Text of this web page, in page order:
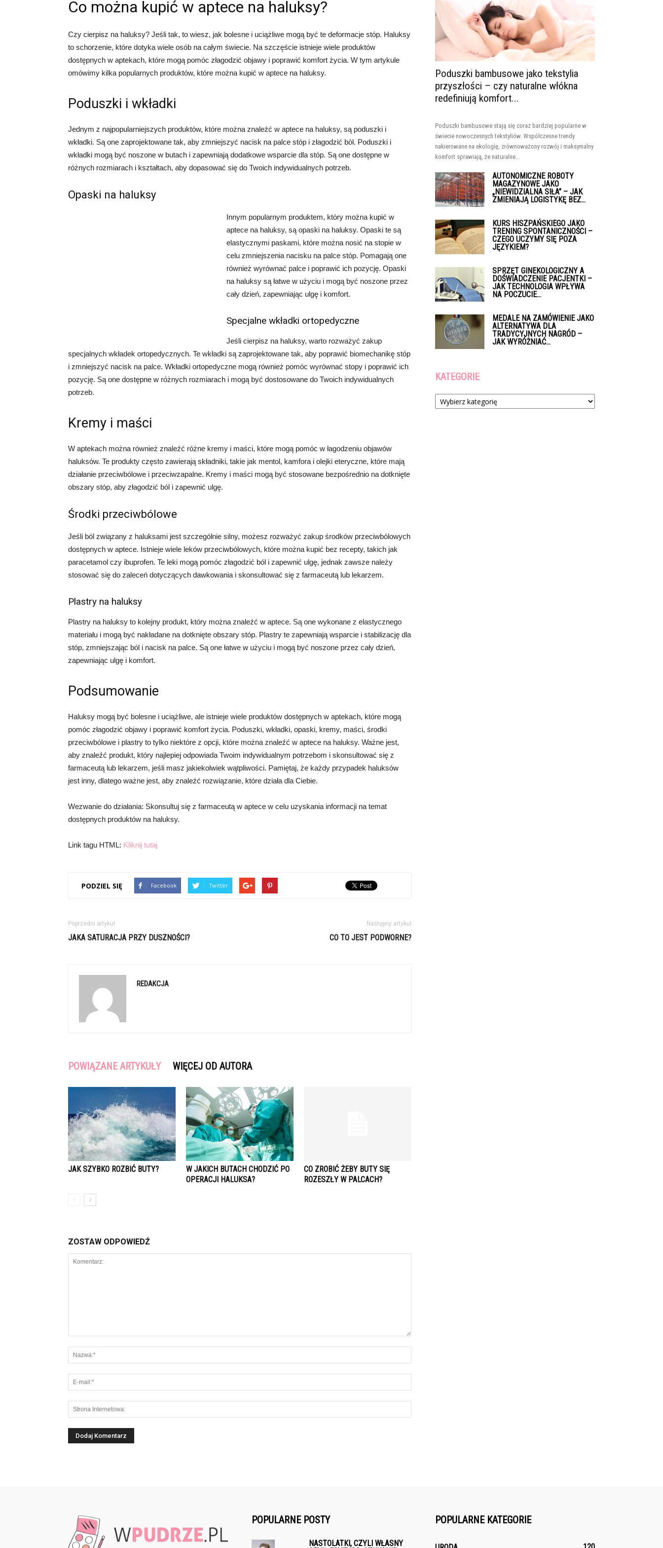
Co można kupić w aptece na haluksy?
Czy cierpisz na haluksy? Jeśli tak, to wiesz, jak bolesne i uciążliwe mogą być te deformacje stóp. Haluksy
to schorzenie, które dotyka wiele osób na całym świecie. Na szczęście istnieje wiele produktów
dostępnych w aptekach, które mogą pomóc złagodzić objawy i poprawić komfort życia. W tym artykule
omówimy kilka popularnych produktów, które można kupić w aptece na haluksy.
Poduszki i wkładki
Jednym z najpopularniejszych produktów, które można znaleźć w aptece na haluksy, są poduszki i
wkładki. Są one zaprojektowane tak, aby zmniejszyć nacisk na palce stóp i złagodzić ból. Poduszki i
wkładki mogą być noszone w butach i zapewniają dodatkowe wsparcie dla stóp. Są one dostępne w
różnych rozmiarach i kształtach, aby dopasować się do Twoich indywidualnych potrzeb.
Opaski na haluksy
Innym popularnym produktem, który można kupić w
aptece na haluksy, są opaski na haluksy. Opaski te są
elastycznymi paskami, które można nosić na stopie w
celu zmniejszenia nacisku na palce stóp. Pomagają one
również wyrównać palce i poprawić ich pozycję. Opaski
na haluksy są łatwe w użyciu i mogą być noszone przez
cały dzień, zapewniając ulgę i komfort.
Specjalne wkładki ortopedyczne
Jeśli cierpisz na haluksy, warto rozważyć zakup
specjalnych wkładek ortopedycznych. Te wkładki są zaprojektowane tak, aby poprawić biomechanikę stóp
i zmniejszyć nacisk na palce. Wkładki ortopedyczne mogą również pomóc wyrównać stopy i poprawić ich
pozycję. Są one dostępne w różnych rozmiarach i mogą być dostosowane do Twoich indywidualnych
potrzeb.
Kremy i maści
W aptekach można również znaleźć różne kremy i maści, które mogą pomóc w łagodzeniu objawów
haluksów. Te produkty często zawierają składniki, takie jak mentol, kamfora i olejki eteryczne, które mają
działanie przeciwbólowe i przeciwzapalne. Kremy i maści mogą być stosowane bezpośrednio na dotknięte
obszary stóp, aby złagodzić ból i zapewnić ulgę.
Środki przeciwbólowe
Jeśli ból związany z haluksami jest szczególnie silny, możesz rozważyć zakup środków przeciwbólowych
dostępnych w aptece. Istnieje wiele leków przeciwbólowych, które można kupić bez recepty, takich jak
paracetamol czy ibuprofen. Te leki mogą pomóc złagodzić ból i zapewnić ulgę, jednak zawsze należy
stosować się do zaleceń dotyczących dawkowania i skonsultować się z farmaceutą lub lekarzem.
Plastry na haluksy
Plastry na haluksy to kolejny produkt, który można znaleźć w aptece. Są one wykonane z elastycznego
materiału i mogą być nakładane na dotknięte obszary stóp. Plastry te zapewniają wsparcie i stabilizację dla
stóp, zmniejszając ból i nacisk na palce. Są one łatwe w użyciu i mogą być noszone przez cały dzień,
zapewniając ulgę i komfort.
Podsumowanie
Haluksy mogą być bolesne i uciążliwe, ale istnieje wiele produktów dostępnych w aptekach, które mogą
pomóc złagodzić objawy i poprawić komfort życia. Poduszki, wkładki, opaski, kremy, maści, środki
przeciwbólowe i plastry to tylko niektóre z opcji, które można znaleźć w aptece na haluksy. Ważne jest,
aby znaleźć produkt, który najlepiej odpowiada Twoim indywidualnym potrzebom i skonsultować się z
farmaceutą lub lekarzem, jeśli masz jakiekolwiek wątpliwości. Pamiętaj, że każdy przypadek haluksów
jest inny, dlatego ważne jest, aby znaleźć rozwiązanie, które działa dla Ciebie.
Wezwanie do działania: Skonsultuj się z farmaceutą w aptece w celu uzyskania informacji na temat
dostępnych produktów na haluksy.
Link tagu HTML: Kliknij tutaj
PODZIEL SIĘ Facebook Twitter
Poprzedni artykuł
JAKA SATURACJA PRZY DUSZNOŚCI?
Następny artykuł
CO TO JEST PODWORNE?
REDAKCJA
POWIĄZANE ARTYKUŁY WIĘCEJ OD AUTORA
JAK SZYBKO ROZBIĆ BUTY?
W JAKICH BUTACH CHODZIĆ PO
OPERACJI HALUKSA?
CO ZROBIĆ ŻEBY BUTY SIĘ
ROZESZŁY W PALCACH?
ZOSTAW ODPOWIEDŹ
Poduszki bambusowe jako tekstylia
przyszłości – czy naturalne włókna
redefiniują komfort...
Poduszki bambusowe stają się coraz bardziej popularne w
świecie nowoczesnych tekstyliów. Współczesne trendy
nakierowane na ekologię, zrównoważony rozwój i maksymalny
komfort sprawiają, że naturalne...
AUTONOMICZNE ROBOTY
MAGAZYNOWE JAKO
„NIEWIDZIALNA SIŁA” – JAK
ZMIENIAJĄ LOGISTYKĘ BEZ...
KURS HISZPAŃSKIEGO JAKO
TRENING SPONTANICZNOŚCI –
CZEGO UCZYMY SIĘ POZA
JĘZYKIEM?
SPRZĘT GINEKOLOGICZNY A
DOŚWIADCZENIE PACJENTKI –
JAK TECHNOLOGIA WPŁYWA
NA POCZUCIE...
MEDALE NA ZAMÓWIENIE JAKO
ALTERNATYWA DLA
TRADYCYJNYCH NAGRÓD –
JAK WYRÓŻNIAĆ...
KATEGORIE
Kategorie
POPULARNE POSTY
NASTOLATKI, CZYLI WŁASNY
POPULARNE KATEGORIE